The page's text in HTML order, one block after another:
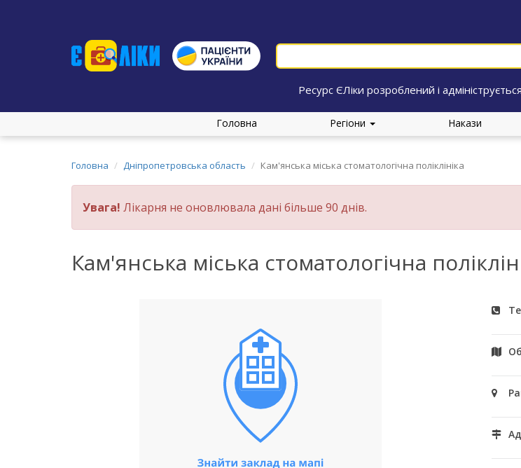
Ресурс ЄЛіки розроблений і
Головна Регіони Накази
Головна Дніпропетровська область Кам'янська міська стоматологічна поліклініка
Увага! Лікарня не оновлювала дані більше 90 днів.
Кам'янська міська стоматологічна